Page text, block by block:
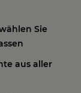
Sie
aus aller